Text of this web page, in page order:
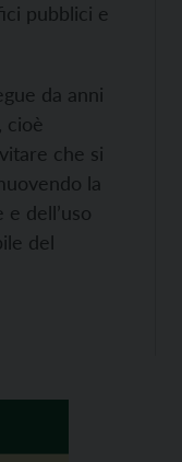
pubblici e
da anni
cioè
che si
la
dell’uso
del